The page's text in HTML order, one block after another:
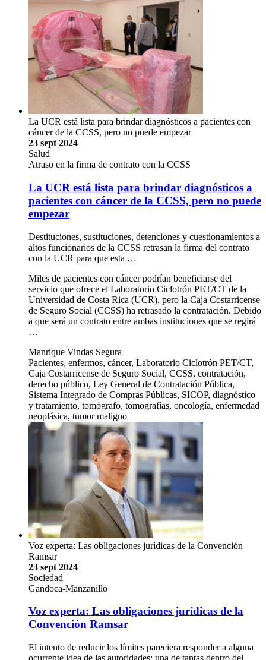
La UCR está lista para brindar diagnósticos a pacientes con
cáncer de la CCSS, pero no puede empezar
23 sept 2024
Salud
Atraso en la firma de contrato con la CCSS
La UCR está lista para brindar diagnósticos a
pacientes con cáncer de la CCSS, pero no puede
empezar
Destituciones, sustituciones, detenciones y cuestionamientos a
altos funcionarios de la CCSS retrasan la firma del contrato
con la UCR para que esta …
Miles de pacientes con cáncer podrían beneficiarse del
servicio que ofrece el Laboratorio Ciclotrón PET/CT de la
Universidad de Costa Rica (UCR), pero la Caja Costarricense
de Seguro Social (CCSS) ha retrasado la contratación. Debido
a que será un contrato entre ambas instituciones que se regirá
…
Manrique Vindas Segura
Pacientes, enfermos, cáncer, Laboratorio Ciclotrón PET/CT,
Caja Costarricense de Seguro Social, CCSS, contratación,
derecho público, Ley General de Contratación Pública,
Sistema Integrado de Compras Públicas, SICOP, diagnóstico
y tratamiento, tomógrafo, tomografías, oncología, enfermedad
neoplásica, tumor maligno
Voz experta: Las obligaciones jurídicas de la Convención
Ramsar
23 sept 2024
Sociedad
Gandoca-Manzanillo
Voz experta: Las obligaciones jurídicas de la
Convención Ramsar
El intento de reducir los límites pareciera responder a alguna
ocurrente idea de las autoridades: una de tantas dentro del